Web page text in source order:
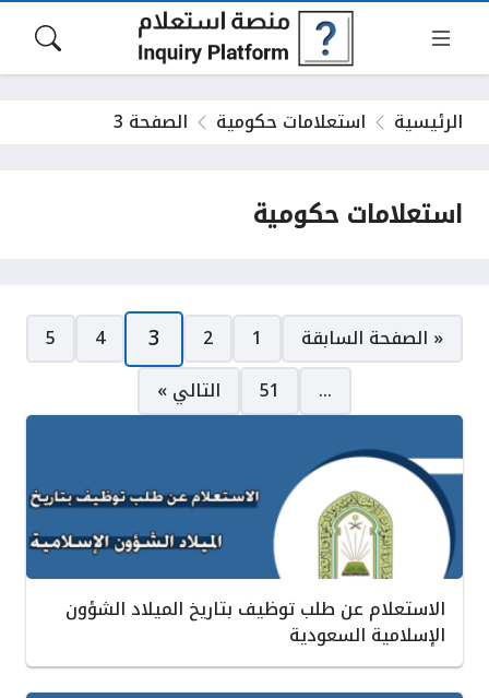
الرئيسية استعلامات حكومية الصفحة 3
استعلامات حكومية
صفحات:
« الصفحة السابقة 1
2
3
4
5
…
51 التالي »
الاستعلام عن طلب توظيف بتاريخ الميلاد الشؤون
الإسلامية السعودية